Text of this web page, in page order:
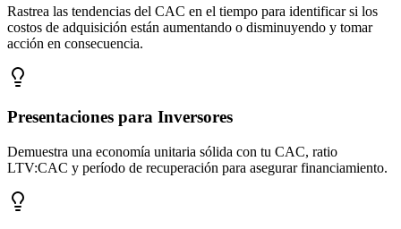
Rastrea las tendencias del CAC en el tiempo para identificar si los
costos de adquisición están aumentando o disminuyendo y tomar
acción en consecuencia.
Presentaciones para Inversores
Demuestra una economía unitaria sólida con tu CAC, ratio
LTV:CAC y período de recuperación para asegurar financiamiento.